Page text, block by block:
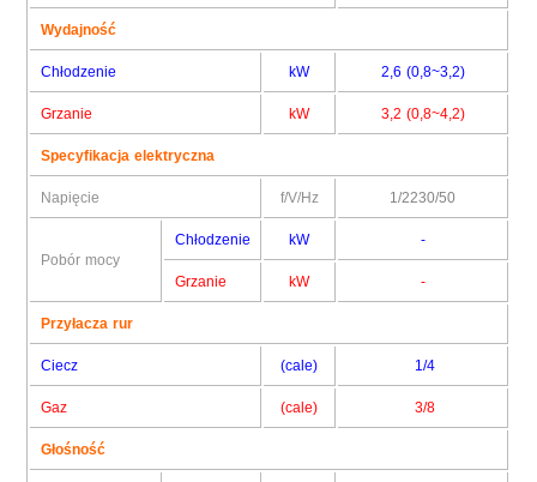
Wydajność
Chłodzenie kW 2,6 (0,8~3,2)
Grzanie kW 3,2 (0,8~4,2)
Specyfikacja elektryczna
Napięcie f/V/Hz 1/2230/50
Pobór mocy
Chłodzenie kW -
Grzanie kW -
Przyłacza rur
Ciecz (cale) 1/4
Gaz (cale) 3/8
Głośność